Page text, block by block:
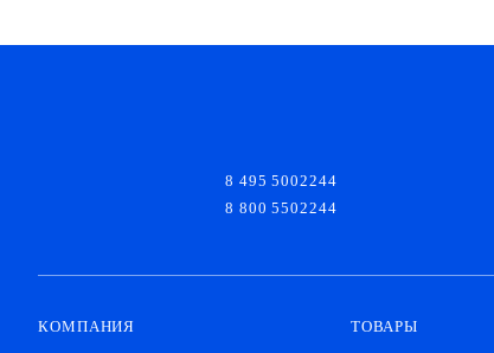
8 495 5002244
8 800 5502244
КОМПАНИЯ ТОВАРЫ